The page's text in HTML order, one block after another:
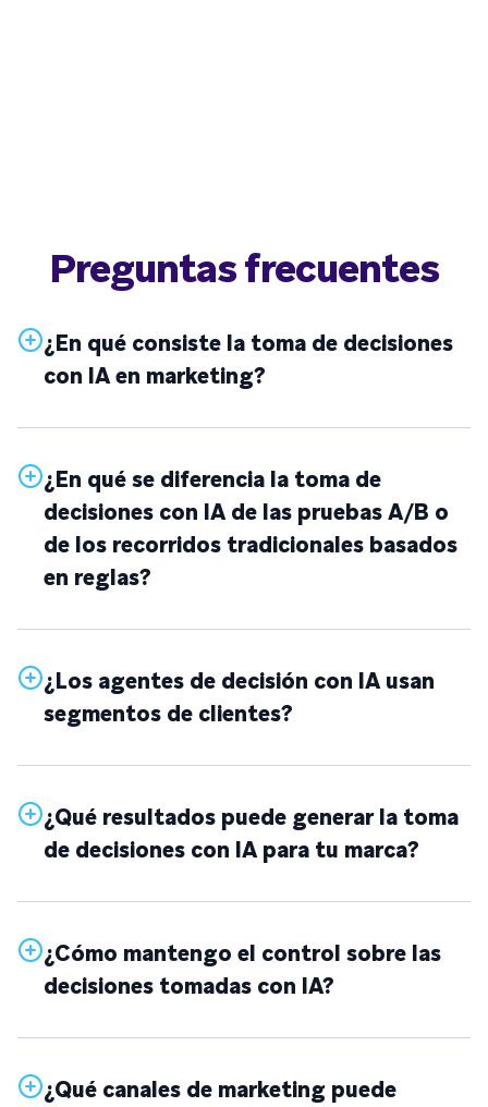
Preguntas frecuentes
¿En qué consiste la toma de decisiones
con IA en marketing?
¿En qué se diferencia la toma de
decisiones con IA de las pruebas A/B o
de los recorridos tradicionales basados
en reglas?
¿Los agentes de decisión con IA usan
segmentos de clientes?
¿Qué resultados puede generar la toma
de decisiones con IA para tu marca?
¿Cómo mantengo el control sobre las
decisiones tomadas con IA?
¿Qué canales de marketing puede